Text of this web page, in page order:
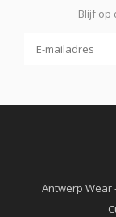
Blijf op
Antwerp Wear